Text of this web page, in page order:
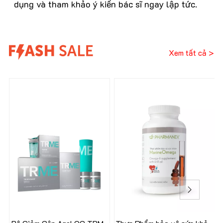
dụng và tham khảo ý kiến bác sĩ ngay lập tức.
Xem tất cả >